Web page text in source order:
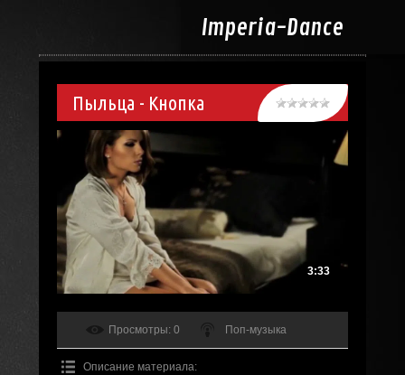
Imperia-Dance
Пыльца - Кнопка
3:33
Просмотры: 0 Поп-музыка
Описание материала: